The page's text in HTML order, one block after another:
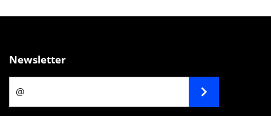
Newsletter